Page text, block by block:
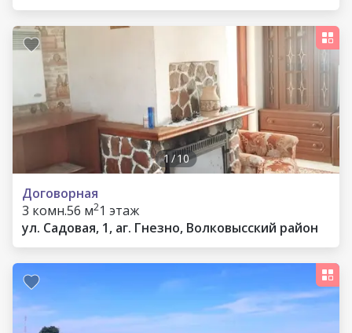
1/10
Договорная
3 комн.56 м21 этаж
ул. Садовая, 1, аг. Гнезно, Волковысский район